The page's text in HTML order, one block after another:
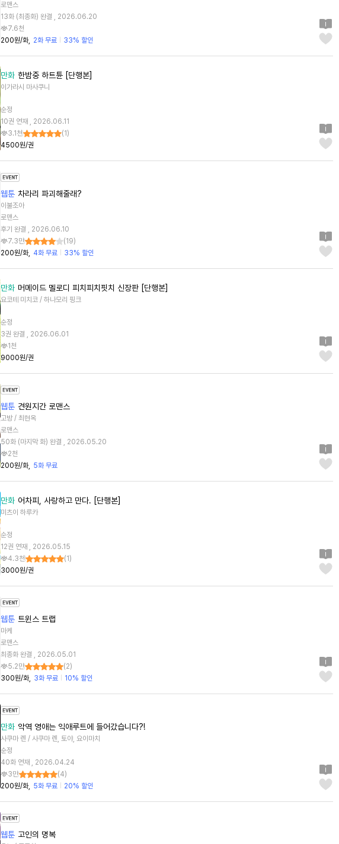
로맨스
13화 (최종화) 완결 , 2026.06.20
7.6천
200원/화
2화 무료 33% 할인
만화 한밤중 하트튠 [단행본]
이가라시 마사쿠니
순정
10권 연재 , 2026.06.11
3.1천
(1 )
4500원/권
웹툰 차라리 파괴해줄래?
이불조아
로맨스
후기 완결 , 2026.06.10
7.3만
(19)
200원/화
4화 무료 33% 할인
만화 머메이드 멜로디 피치피치핏치 신장판 [단행본]
요코테 미치코 / 하나모리 핑크
순정
3권 완결 , 2026.06.01
1천
9000원/권
웹툰 견원지간 로맨스
고방 / 최현옥
로맨스
50화 (마지막 화) 완결 , 2026.05.20
2천
200원/화
5화 무료
만화 어차피, 사랑하고 만다. [단행본]
미츠이 하루카
순정
12권 연재 , 2026.05.15
4.3천
(1 )
3000원/권
웹툰 트윈스 트랩
마케
로맨스
최종화 완결 , 2026.05.01
5.2만
(2)
300원/화
3화 무료 10% 할인
만화 악역 영애는 익애루트에 들어갔습니다?!
사쿠마 렌 / 사쿠마 렌, 토야, 요이마치
순정
40화 연재 , 2026.04.24
3만
(4)
200원/화
5화 무료 20% 할인
웹툰 고인의 명복